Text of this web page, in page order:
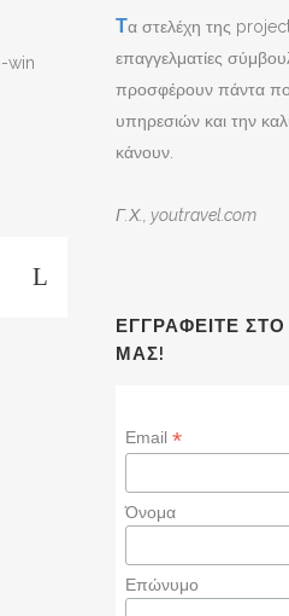
win
Τα στελέχη της
επαγγελματίες
προσφέρουν πάντα
υπηρεσιών και την
κάνουν.
Γ.Χ., youtravel.com
ΕΓΓΡΑΦΕΊΤΕ ΣΤΟ
ΜΑΣ!
Email*
Όνομα
Επώνυμο